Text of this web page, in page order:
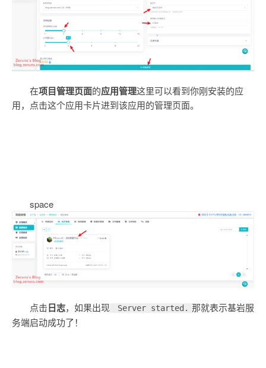
在项目管理页面的应用管理这里可以看到你刚安装的应
用，点击这个应用卡片进到该应用的管理页面。
space
点击日志，如果出现 Server started. 那就表示基岩服
务端启动成功了！